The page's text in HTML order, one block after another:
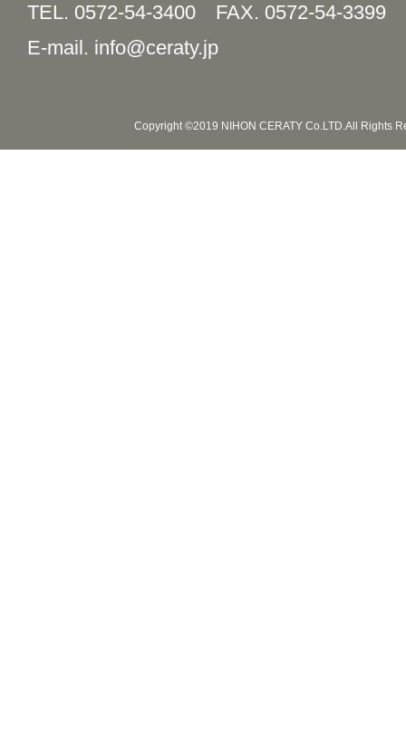
TEL. 0572-54-3400 FAX. 0572-54-3399
E-mail. info@ceraty.jp
Copyright ©2019 NIHON CERATY Co.LTD.All Rights